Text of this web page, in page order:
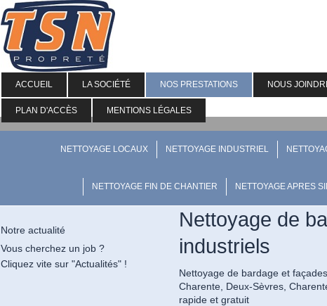
ACCUEIL LA SOCIÉTÉ NOS PRESTATIONS NOUS
PLAN D'ACCÈS MENTIONS LÉGALES
NETTOYAGE LOCAUX NETTOYAGE INDUSTRIEL
NETTOYAGE FIN DE CHANTIER NETTOYAGE APRES
Nettoyage de
industriels
Nettoyage de bardage et
Charente, Deux-Sèvres,
rapide et gratuit
Notre actualité
Vous cherchez un job ?
Cliquez vite sur "Actualités" !